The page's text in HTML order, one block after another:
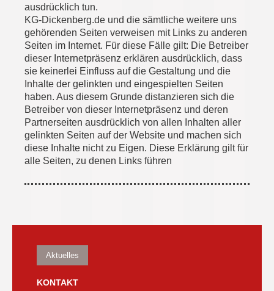
ausdrücklich tun.
KG-Dickenberg.de und die sämtliche weitere uns
gehörenden Seiten verweisen mit Links zu anderen
Seiten im Internet. Für diese Fälle gilt: Die Betreiber
dieser Internetpräsenz erklären ausdrücklich, dass
sie keinerlei Einfluss auf die Gestaltung und die
Inhalte der gelinkten und eingespielten Seiten
haben. Aus diesem Grunde distanzieren sich die
Betreiber von dieser Internetpräsenz und deren
Partnerseiten ausdrücklich von allen Inhalten aller
gelinkten Seiten auf der Website und machen sich
diese Inhalte nicht zu Eigen. Diese Erklärung gilt für
alle Seiten, zu denen Links führen
Aktuelles
KONTAKT